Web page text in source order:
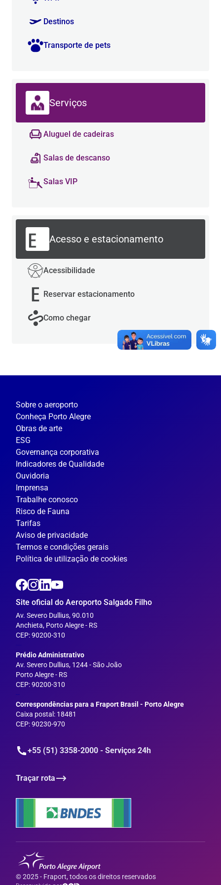
Destinos
Transporte de pets
Serviços
Aluguel de cadeiras
Salas de descanso
Salas VIP
Acesso e estacionamento
Acessibilidade
Reservar estacionamento
Como chegar
Sobre o aeroporto
Conheça Porto Alegre
Obras de arte
ESG
Governança corporativa
Indicadores de Qualidade
Ouvidoria
Imprensa
Trabalhe conosco
Risco de Fauna
Tarifas
Aviso de privacidade
Termos e condições gerais
Política de utilização de cookies
Site oficial do Aeroporto Salgado Filho
Av. Severo Dullius, 90.010
Anchieta, Porto Alegre - RS
CEP: 90200-310
Prédio Administrativo
Av. Severo Dullius, 1244 - São João
Porto Alegre - RS
CEP: 90200-310
--
Correspondências para a Fraport Brasil - Porto Alegre
Caixa postal: 18481
CEP: 90230-970
+55 (51) 3358-2000 - Serviços 24h
Traçar rota
© 2025 - Fraport, todos os direitos reservados